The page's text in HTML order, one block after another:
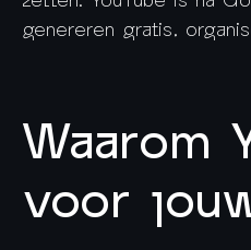
genereren gratis,
Waarom
voor